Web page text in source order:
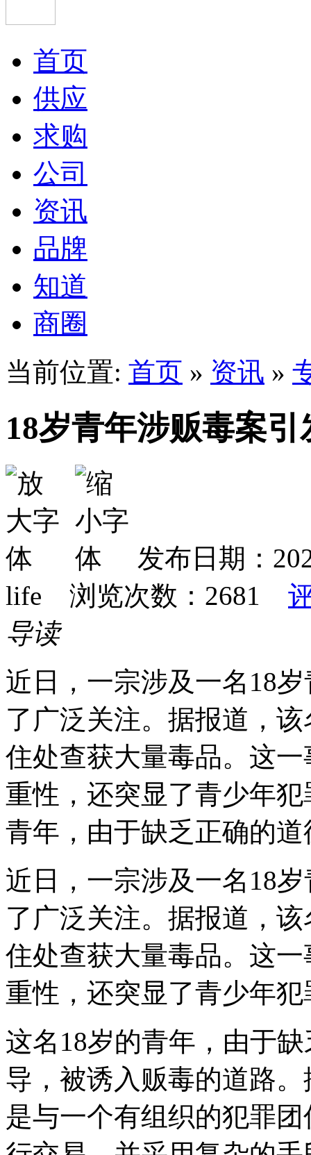
首页
供应
求购
公司
资讯
品牌
知道
商圈
当前位置: 首页 » 资讯 »
18岁青年涉贩毒案
发布日期：
life 浏览次数： 2681
导读
近日，一宗涉及一名18
了广泛关注。据报道，
住处查获大量毒品。这
重性，还突显了青少年
青年，由于缺乏正确的
近日，一宗涉及一名18
了广泛关注。据报道，
住处查获大量毒品。这
重性，还突显了青少年
这名18岁的青年，由于
导，被诱入贩毒的道路
是与一个有组织的犯罪